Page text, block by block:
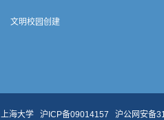
文明校园创建
上海大学 沪ICP备09014157
沪公网安备